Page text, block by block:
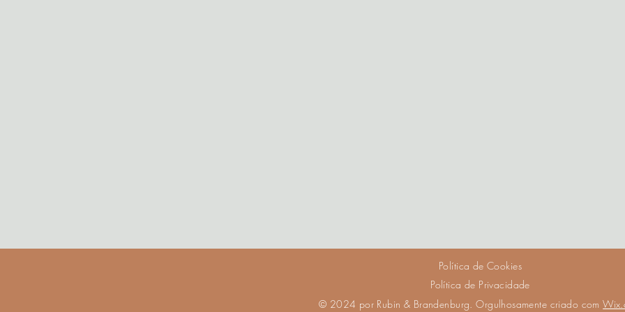
Política de Cookies
Política de Privacidade
© 2024 por Rubin & Brandenburg. Orgulhosamente criado com